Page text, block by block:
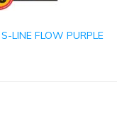
LINE FLOW PURPLE